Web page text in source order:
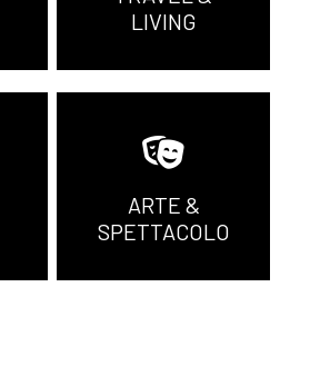
LIVING
ARTE &
SPETTACOLO